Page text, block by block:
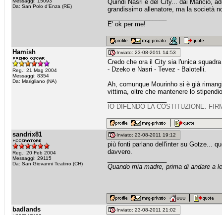
Da: San Polo d'Enza (RE)
Quindi Nasri è del City... dai Mancio,
grandissimo allenatore, ma la società
E' ok per me!
Hamish
Reg.: 21 Mag 2004
Messaggi: 8354
Da: Marigliano (NA)
Inviato: 23-08-2011 14:53
Credo che ora il City sia l'unica
- Dzeko e Nasri - Tevez - Balotelli.
Ah, comunque Mourinho si è già
vittima, oltre che mantenere lo
IO DIFENDO LA COSTITUZIONE.
sandrix81
Reg.: 20 Feb 2004
Messaggi: 29115
Da: San Giovanni Teatino (CH)
Inviato: 23-08-2011 19:12
più fonti parlano dell'inter su Gotze...
davvero.
Quando mia madre, prima di andare a
badlands Inviato: 23-08-2011 21:02